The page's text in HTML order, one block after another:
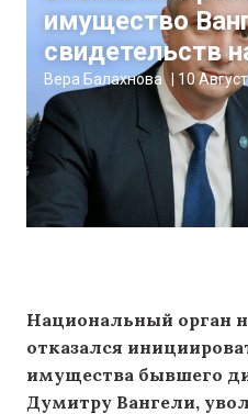
имущество
свидетельств
Вера Балахнова | 10
Национальный орган
отказался
имущества бывшего
Думитру Вангели,